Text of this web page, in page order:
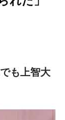
も上智大